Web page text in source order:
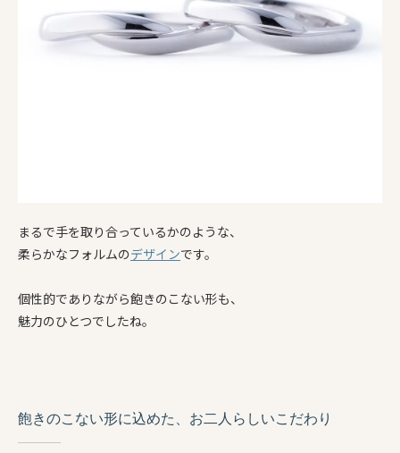
まるで手を取り合っているかのような、
柔らかなフォルムのデザインです。
個性的でありながら飽きのこない形も、
魅力のひとつでしたね。
飽きのこない形に込めた、お二人らしいこだわり